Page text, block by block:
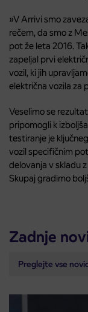
»V Arrivi smo
rečem, da smo z
pot že leta 2016.
zapeljal prvi
vozil, ki jih
električna vozila za
Veselimo se
pripomogli k
testiranje je
vozil specifičnim
delovanja v skladu
Skupaj gradimo
Zadnje
Preglejte vse